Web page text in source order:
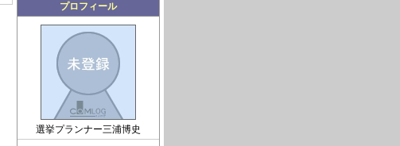
プロフィール
選挙プランナー三浦博史